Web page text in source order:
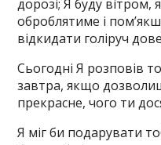
дорозі; Я буду
оброблятиме і
відкидати голіруч
Сьогодні Я розповів
завтра, якщо
прекрасне, чого ти
Я міг би подарувати